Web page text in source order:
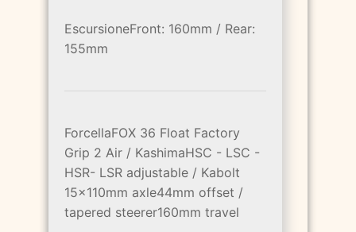
EscursioneFront: 160mm / Rear:
155mm
ForcellaFOX 36 Float Factory
Grip 2 Air / KashimaHSC - LSC -
HSR- LSR adjustable / Kabolt
15x110mm axle44mm offset /
tapered steerer160mm travel